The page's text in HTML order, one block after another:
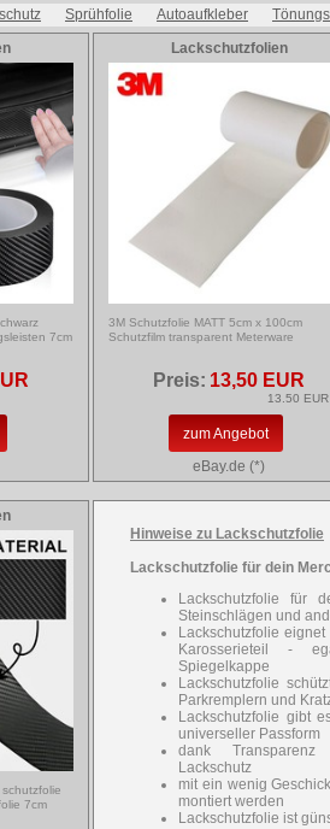
Sprühfolie Autoaufkleber
7cm
Lackschutzfolien
3M Schutzfolie MATT 5cm x 100cm
Schutzfilm transparent Meterware
Preis: 13,50 EUR
13.50
zum Angebot
eBay.de (*)
7cm
Hinweise zu Lackschutzfolie
Lackschutzfolie für dein
Lackschutzfolie für
Steinschlägen und
Lackschutzfolie
Karosserieteil -
Spiegelkappe
Lackschutzfolie
Parkremplern und
Lackschutzfolie gibt
universeller Passform
dank Transparenz
Lackschutz
mit ein wenig
montiert werden
Lackschutzfolie ist